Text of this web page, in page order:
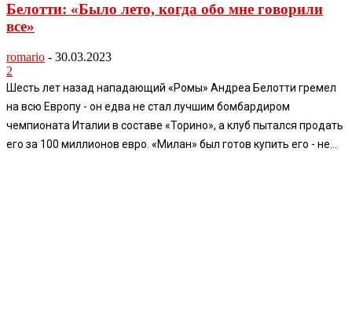
Белотти: «Было лето, когда обо мне говорили
все»
romario - 30.03.2023
2
Шесть лет назад нападающий «Ромы» Андреа Белотти гремел
на всю Европу - он едва не стал лучшим бомбардиром
чемпионата Италии в составе «Торино», а клуб пытался продать
его за 100 миллионов евро. «Милан» был готов купить его - не...